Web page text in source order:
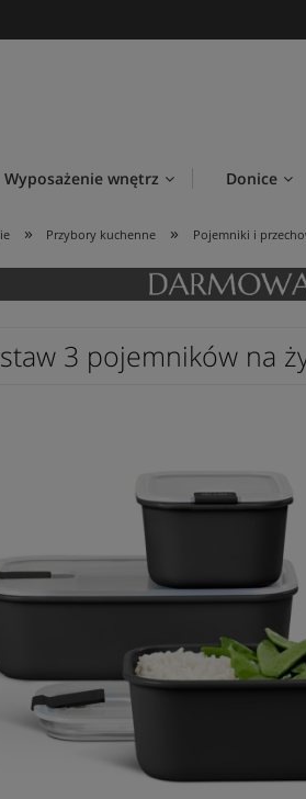
Wyposażenie wnętrz Donice
» Przybory kuchenne » Pojemniki i
3 pojemników na